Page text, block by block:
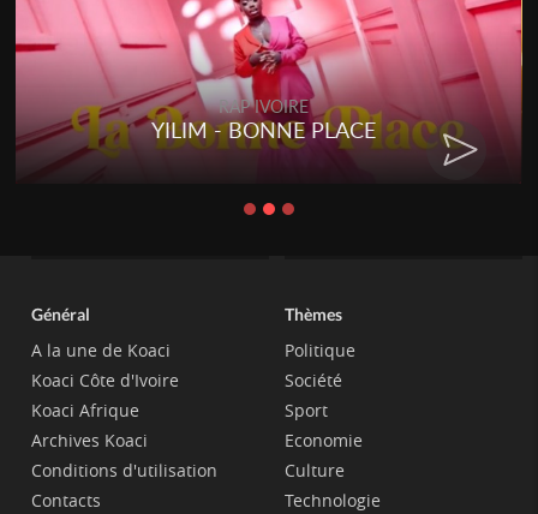
RAP IVOIRE
YILIM - BONNE PLACE
Général
A la une de Koaci
Koaci Côte d'Ivoire
Koaci Afrique
Archives Koaci
Conditions d'utilisation
Contacts
Thèmes
Politique
Société
Sport
Economie
Culture
Technologie